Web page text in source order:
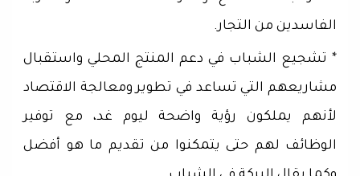
الفاسدين من التجار.
* تشجيع الشباب في دعم المنتج المحلي واستقبال
مشاريعهم التي تساعد في تطوير ومعالجة الاقتصاد
لأنهم يملكون رؤية واضحة ليوم غد، مع توفير
الوظائف لهم حتى يتمكنوا من تقديم ما هو أفضل